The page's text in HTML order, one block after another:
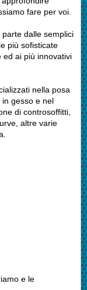
fare per voi.
dalle semplici
più sofisticate
ed ai più innovativi
nella posa
gesso e nel
di controsoffitti,
altre varie
e le